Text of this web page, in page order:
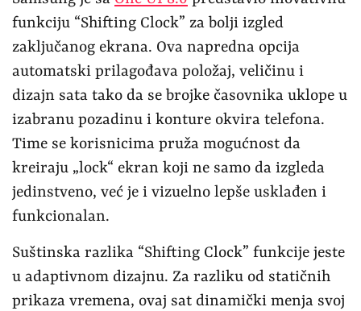
funkciju “Shifting Clock” za bolji izgled
zaključanog ekrana. Ova napredna opcija
automatski prilagođava položaj, veličinu i
dizajn sata tako da se brojke časovnika uklope u
izabranu pozadinu i konture okvira telefona.
Time se korisnicima pruža mogućnost da
kreiraju „lock“ ekran koji ne samo da izgleda
jedinstveno, već je i vizuelno lepše usklađen i
funkcionalan.
Suštinska razlika “Shifting Clock” funkcije jeste
u adaptivnom dizajnu. Za razliku od statičnih
prikaza vremena, ovaj sat dinamički menja svoj